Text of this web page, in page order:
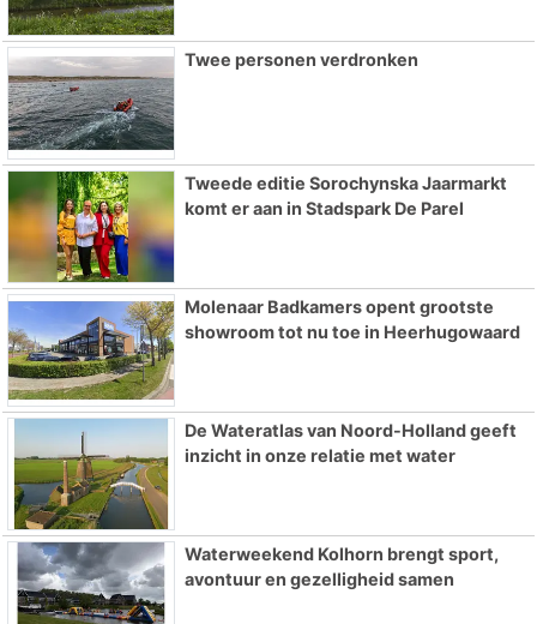
Twee personen verdronken
Tweede editie Sorochynska Jaarmarkt
komt er aan in Stadspark De Parel
Molenaar Badkamers opent grootste
showroom tot nu toe in Heerhugowaard
De Wateratlas van Noord-Holland geeft
inzicht in onze relatie met water
Waterweekend Kolhorn brengt sport,
avontuur en gezelligheid samen